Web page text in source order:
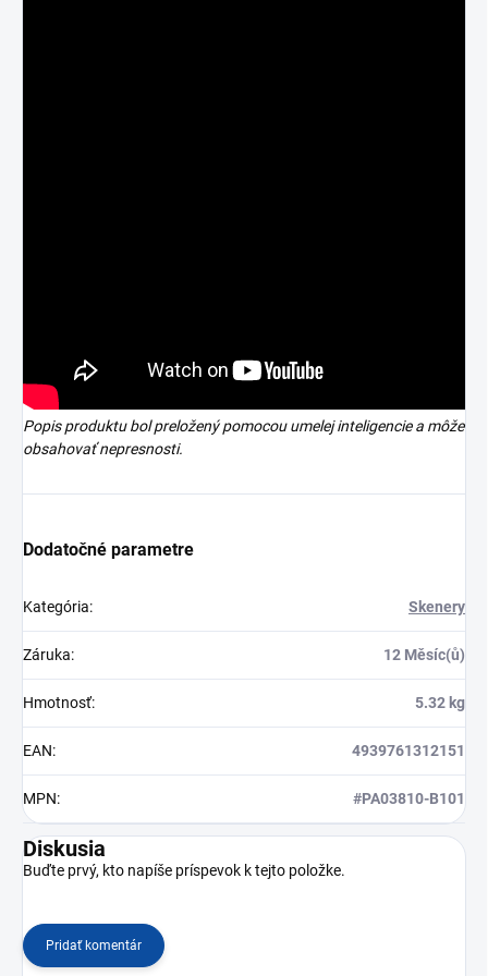
Popis produktu bol preložený pomocou umelej inteligencie a môže
obsahovať nepresnosti.
Dodatočné parametre
Kategória: Skenery
Záruka: 12 Měsíc(ů)
Hmotnosť: 5.32 kg
EAN: 4939761312151
MPN: #PA03810-B101
Diskusia
Buďte prvý, kto napíše príspevok k tejto položke.
Pridať komentár